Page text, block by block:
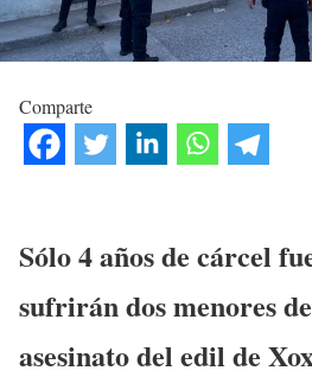
Comparte
Sólo 4 años de cárcel
sufrirán dos menores
asesinato del edil de